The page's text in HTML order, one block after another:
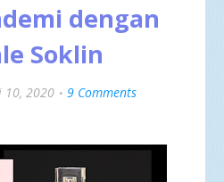
dengan
Soklin
10, 2020 9 Comments